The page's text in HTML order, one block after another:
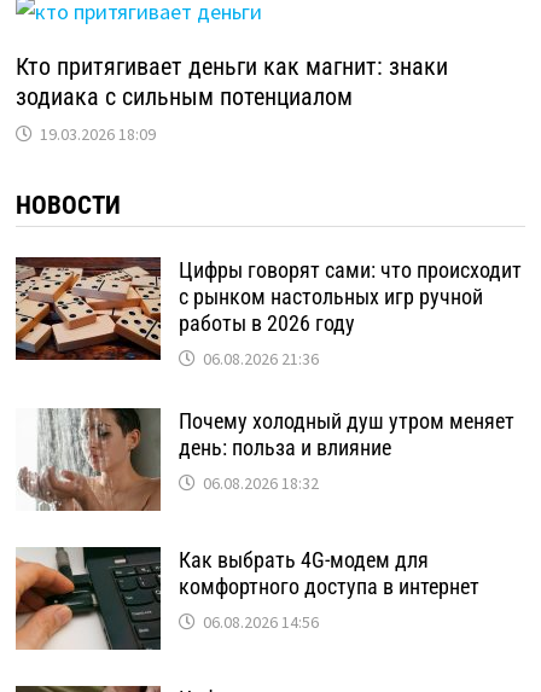
Кто притягивает деньги как магнит: знаки
зодиака с сильным потенциалом
19.03.2026 18:09
НОВОСТИ
Цифры говорят сами: что происходит
с рынком настольных игр ручной
работы в 2026 году
06.08.2026 21:36
Почему холодный душ утром меняет
день: польза и влияние
06.08.2026 18:32
Как выбрать 4G-модем для
комфортного доступа в интернет
06.08.2026 14:56